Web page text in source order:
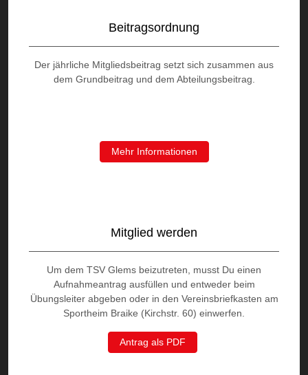
Beitragsordnung
Der jährliche Mitgliedsbeitrag setzt sich zusammen aus
dem Grundbeitrag und dem Abteilungsbeitrag.
Mehr Informationen
Mitglied werden
Um dem TSV Glems beizutreten, musst Du einen
Aufnahmeantrag ausfüllen und entweder beim
Übungsleiter abgeben oder in den Vereinsbriefkasten am
Sportheim Braike (Kirchstr. 60) einwerfen.
Antrag als PDF